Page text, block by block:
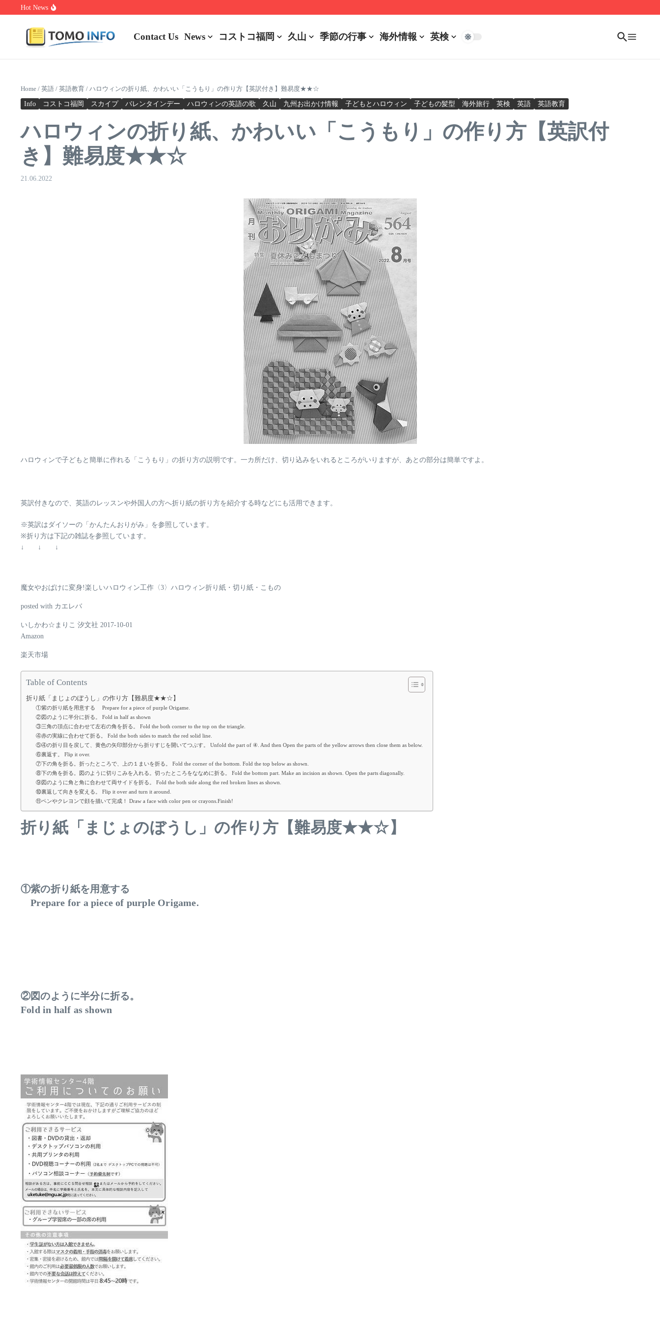
Skip to content
Hot News
Nakrutka Instagram Like: Why Free Offers Cost You More Later
Contact Us News コストコ福岡 久山 季節の行事 海外情報 英検
Home / 英語 / 英語教育 / ハロウィンの折り紙、かわいい「こうもり」の作り方【英訳付き】難易度★★☆
Info コストコ福岡 スカイプ バレンタインデー ハロウィンの英語の歌 久山 九州お出かけ情報 子どもとハロウィン 子どもの髪型 海外旅行 英検 英語 英語教育
ハロウィンの折り紙、かわいい「こうもり」の作り方【英訳付
き】難易度★★☆
21.06.2022
ハロウィンで子どもと簡単に作れる「こうもり」の折り方の説明です。一カ所だけ、切り込みをいれるところがいりますが、あとの部分は簡単ですよ。
英訳付きなので、英語のレッスンや外国人の方へ折り紙の折り方を紹介する時などにも活用できます。
※英訳はダイソーの「かんたんおりがみ」を参照しています。
※折り方は下記の雑誌を参照しています。
↓ ↓ ↓
魔女やおばけに変身!楽しいハロウィン工作〈3〉ハロウィン折り紙・切り紙・こもの
posted with カエレバ
いしかわ☆まりこ 汐文社 2017-10-01
Amazon
楽天市場
Table of Contents
折り紙「まじょのぼうし」の作り方【難易度★★☆】
①紫の折り紙を用意する Prepare for a piece of purple Origame.
②図のように半分に折る。 Fold in half as shown
③三角の頂点に合わせて左右の角を折る。 Fold the both corner to the top on the triangle.
④赤の実線に合わせて折る。 Fold the both sides to match the red solid line.
⑤④の折り目を戻して、黄色の矢印部分から折りすじを開いてつぶす。 Unfold the part of ④. And then Open the parts of the yellow arrows then close them as below.
⑥裏返す。 Flip it over.
⑦下の角を折る。折ったところで、上の１まいを折る。 Fold the corner of the bottom. Fold the top below as shown.
⑧下の角を折る。図のように切りこみを入れる。切ったところをななめに折る。 Fold the bottom part. Make an incision as shown. Open the parts diagonally.
⑨図のように角と角に合わせて両サイドを折る。 Fold the both side along the red broken lines as shown.
⑩裏返して向きを変える。 Flip it over and turn it around.
⑪ペンやクレヨンで顔を描いて完成！ Draw a face with color pen or crayons.Finish!
折り紙「まじょのぼうし」の作り方【難易度★★☆】
①紫の折り紙を用意する
Prepare for a piece of purple Origame.
②図のように半分に折る。
Fold in half as shown